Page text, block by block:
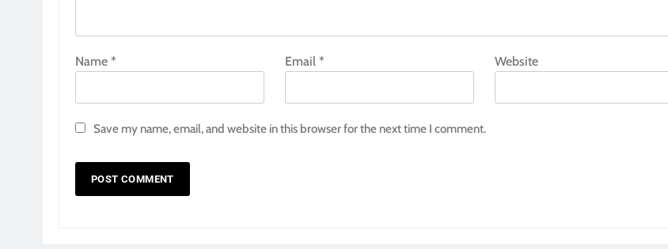
Name * Email* Website
Save my name, email, and website in this browser for the next time I comment.